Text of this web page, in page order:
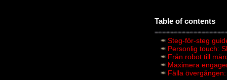
Table of contents
Steg-för-steg
Personlig touch:
Från robot till
Maximera
Fälla